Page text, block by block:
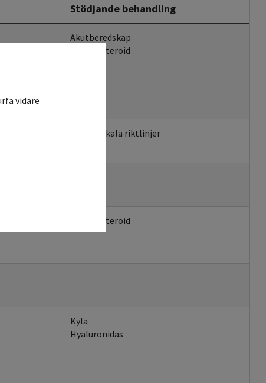
Stödjande behandling
Akutberedskap
Kortikosteroid
Enligt lokala riktlinjer
Kortikosteroid
Kyla
Hyaluronidas
vidare